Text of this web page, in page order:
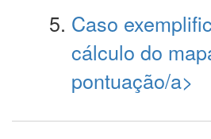
Caso
cálculo do
pontuação/a>